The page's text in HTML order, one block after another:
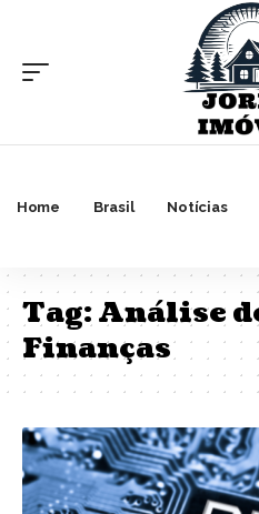
Home Brasil Notícias
Tag:Análise
Finanças